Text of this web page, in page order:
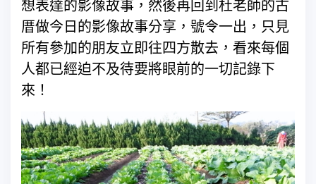
想表達的影像故事，然後再回到杜老師的古
厝做今日的影像故事分享，號令一出，只見
所有參加的朋友立即往四方散去，看來每個
人都已經迫不及待要將眼前的一切記錄下
來！